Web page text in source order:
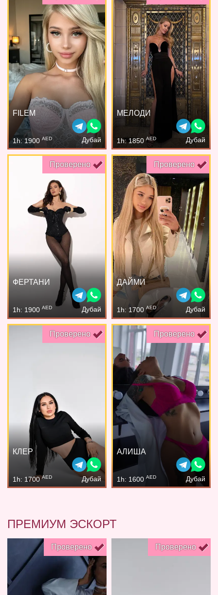
FILEM
1h: 1900 AED Дубай
МЕЛОДИ
1h: 1850 AED Дубай
Проверено
ФЕРТАНИ
1h: 1900 AED Дубай
Проверено
ДАЙМИ
1h: 1700 AED Дубай
Проверено
КЛЕР
1h: 1700AED Дубай
Проверено
АЛИША
1h: 1600 AED Дубай
ПРЕМИУМ ЭСКОРТ
Проверено Проверено